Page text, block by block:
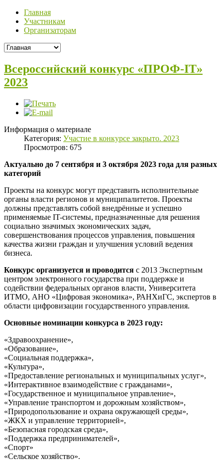
Главная
Участникам
Организаторам
Всероссийский конкурс «ПРОФ-IT»
2023
Информация о материале
Категория: Участие в конкурсе закрыто. 2023
Просмотров: 675
Актуально до 7 сентября и 3 октября 2023 года для разных
категорий
Проекты на конкурс могут представить исполнительные
органы власти регионов и муниципалитетов. Проекты
должны представлять собой внедрённые и успешно
применяемые IT-системы, предназначенные для решения
социально значимых экономических задач,
совершенствования процессов управления, повышения
качества жизни граждан и улучшения условий ведения
бизнеса.
Конкурс организуется и проводится с 2013 Экспертным
центром электронного государства при поддержке и
содействии федеральных органов власти, Университета
ИТМО, АНО «Цифровая экономика», РАНХиГС, экспертов в
области цифровизации государственного управления.
Основные номинации конкурса в 2023 году:
«Здравоохранение»,
«Образование»,
«Социальная поддержка»,
«Культура»,
«Предоставление региональных и муниципальных услуг»,
«Интерактивное взаимодействие с гражданами»,
«Государственное и муниципальное управление»,
«Управление транспортом и дорожным хозяйством»,
«Природопользование и охрана окружающей среды»,
«ЖКХ и управление территорией»,
«Безопасная городская среда»,
«Поддержка предпринимателей»,
«Спорт»
«Сельское хозяйство».